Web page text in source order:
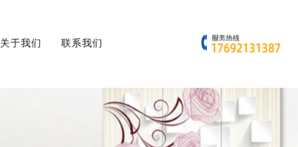
关于我们 联系我们